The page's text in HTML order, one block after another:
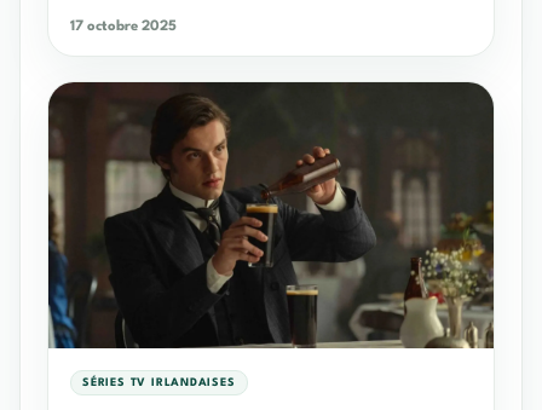
17 octobre 2025
SÉRIES TV IRLANDAISES